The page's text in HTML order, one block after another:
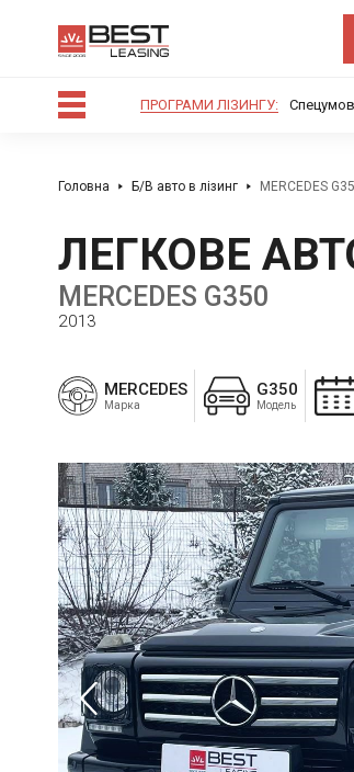
ПРОГРАМИ ЛІЗИНГУ:
Головна Б/В авто в лізинг MERCEDES
ЛЕГКОВЕ
MERCEDES G350
2013
MERCEDES
Марка
G350
Модель